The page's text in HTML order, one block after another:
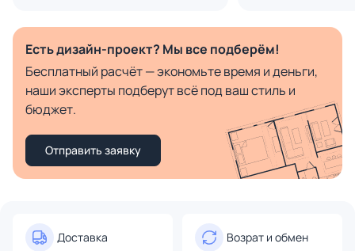
Есть дизайн-проект? Мы все подберём!
Бесплатный расчёт — экономьте время и деньги,
наши эксперты подберут всё под ваш стиль и
бюджет.
Отправить заявку
Доставка Возрат и обмен